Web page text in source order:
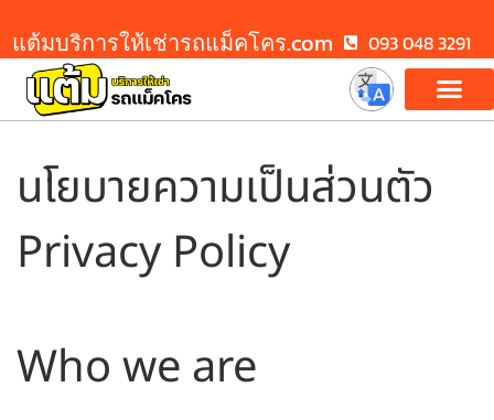
แต้มบริการให้เช่ารถแม็คโคร.com 093 048 3291
นโยบายความเป็นส่วนตัว
Privacy Policy
Who we are